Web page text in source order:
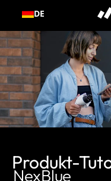
Inhalt springen
DE
Produkt-
NexBlue